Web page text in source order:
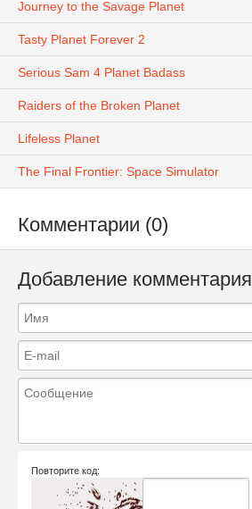
Journey to the Savage Planet
Tasty Planet Forever 2
Serious Sam 4 Planet Badass
Raiders of the Broken Planet
Lifeless Planet
The Final Frontier: Space Simulator
Комментарии (0)
Добавление комментария
Повторите код: